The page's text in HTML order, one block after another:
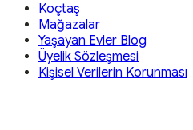
Koçtaş
Mağazalar
Yaşayan Evler Blog
Üyelik Sözleşmesi
Kişisel Verilerin Korunması